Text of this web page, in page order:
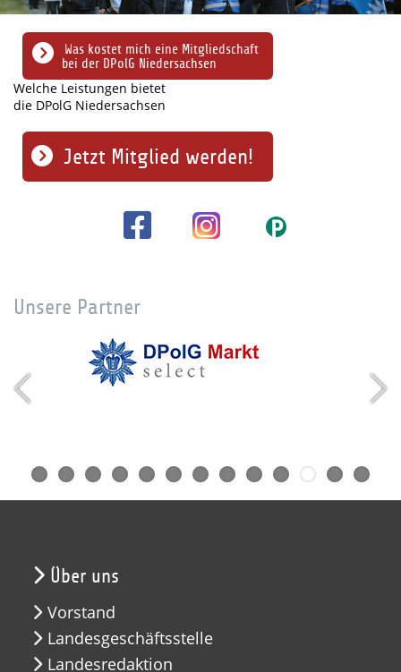
Was kostet mich eine Mitgliedschaft
bei der DPolG Niedersachsen
Welche Leistungen bietet
die DPolG Niedersachsen
Jetzt Mitglied werden!
Unsere Partner
Über uns
Vorstand
Landesgeschäftsstelle
Landesredaktion